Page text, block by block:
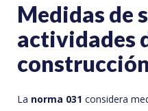
Medidas de
actividades
La norma 031 considera